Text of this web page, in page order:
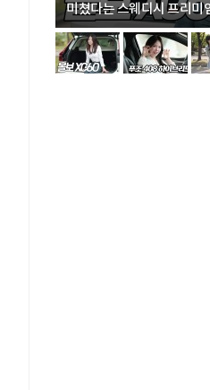
미쳤다는 스웨디시 프리미
B5 울트라'